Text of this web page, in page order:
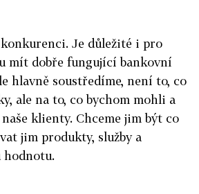
Je důležité i pro
mít dobře fungující bankovní
hlavně soustředíme, není to, co
ale na to, co bychom mohli a
klienty. Chceme jim být co
jim produkty, služby a
hodnotu.